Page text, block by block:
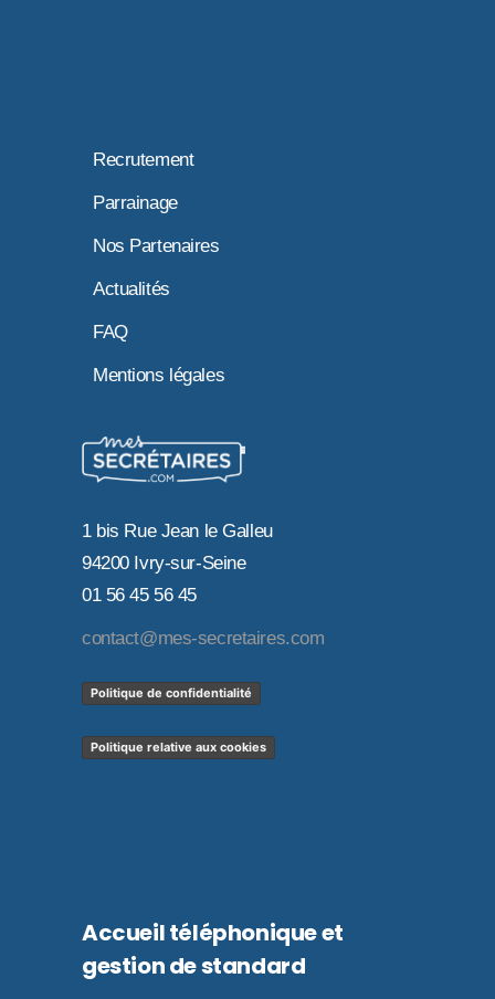
Recrutement
Parrainage
Nos Partenaires
Actualités
FAQ
Mentions légales
1 bis Rue Jean le Galleu
94200 Ivry-sur-Seine
01 56 45 56 45
contact@mes-secretaires.com
Politique de confidentialité
Politique relative aux cookies
Accueil téléphonique et
gestion de standard